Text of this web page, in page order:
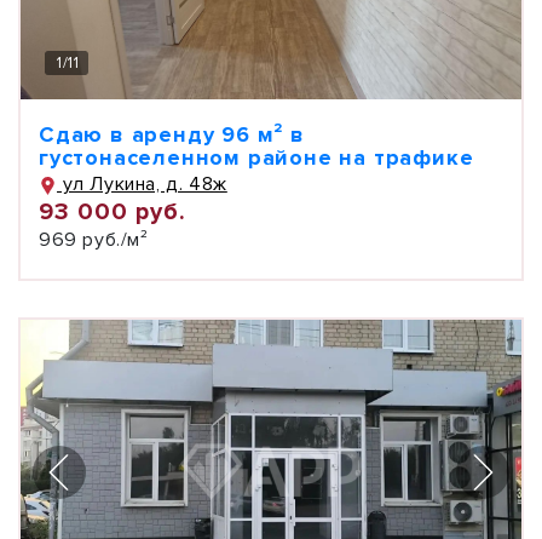
1/11
Сдаю в аренду 96 м² в
густонаселенном районе на трафике
ул Лукина, д. 48ж
93 000 руб.
969 руб./м²